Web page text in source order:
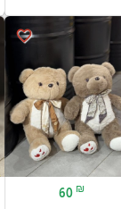
favorite_border
60 ₪